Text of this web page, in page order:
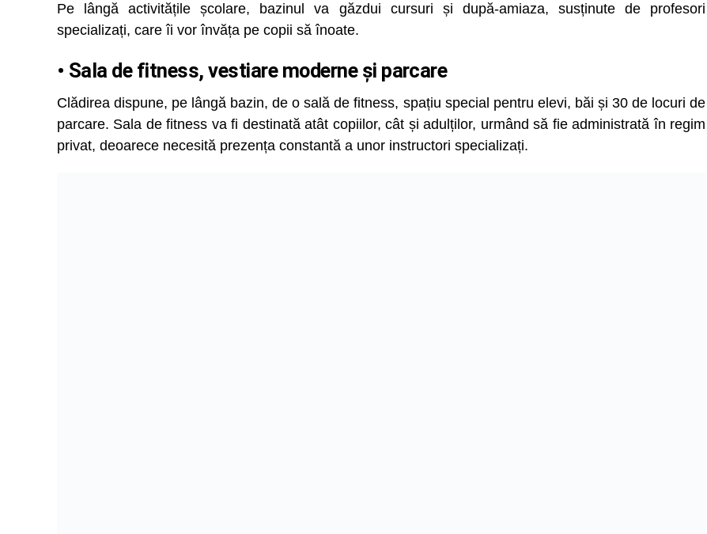
Pe lângă activitățile școlare, bazinul va găzdui cursuri și după-amiaza, susținute de profesori
specializați, care îi vor învăța pe copii să înoate.
• Sala de fitness, vestiare moderne și parcare
Clădirea dispune, pe lângă bazin, de o sală de fitness, spațiu special pentru elevi, băi și 30 de locuri de
parcare. Sala de fitness va fi destinată atât copiilor, cât și adulților, urmând să fie administrată în regim
privat, deoarece necesită prezența constantă a unor instructori specializați.